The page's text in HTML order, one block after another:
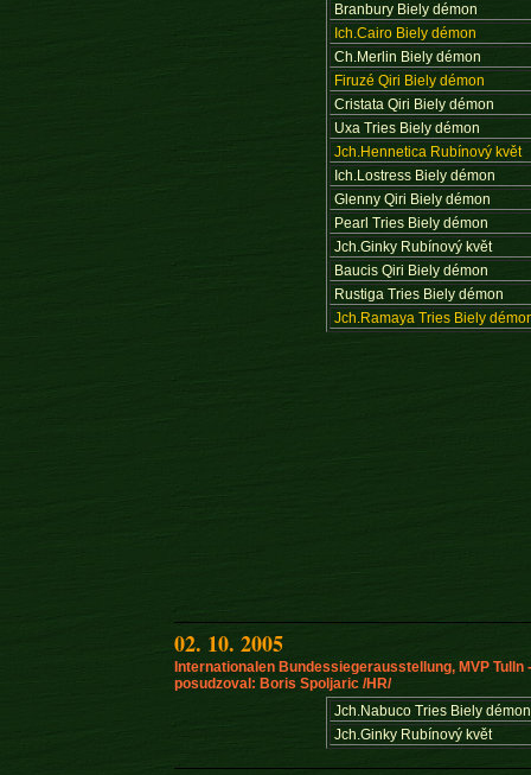
Branbury Biely démon
Ich.Cairo Biely démon
Ch.Merlin Biely démon
Firuzé Qiri Biely démon
Cristata Qiri Biely démon
Uxa Tries Biely démon
Jch.Hennetica Rubínový květ
Ich.Lostress Biely démon
Glenny Qiri Biely démon
Pearl Tries Biely démon
Jch.Ginky Rubínový květ
Baucis Qiri Biely démon
Rustiga Tries Biely démon
Jch.Ramaya Tries Biely
02. 10. 2005
Internationalen Bundessiegerausstellung, MVP Tulln
posudzoval: Boris Spoljaric /HR/
Jch.Nabuco Tries Biely démon
Jch.Ginky Rubínový květ